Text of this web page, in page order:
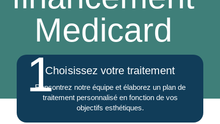
Medicard
1Choisissez votre traitement
Rencontrez notre équipe et élaborez un plan de
traitement personnalisé en fonction de vos
objectifs esthétiques.